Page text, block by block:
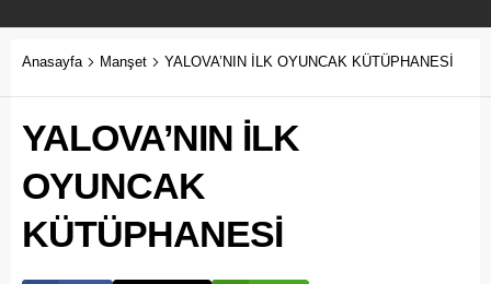
Anasayfa Manşet YALOVA’NIN İLK OYUNCAK KÜTÜPHANESİ
YALOVA’NIN İLK
OYUNCAK
KÜTÜPHANESİ